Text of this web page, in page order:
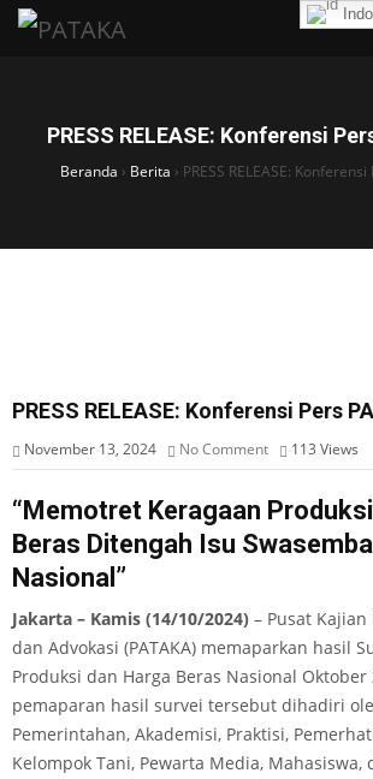
PRESS RELEASE: Konferensi
Beranda › Berita › PRESS RELEASE:
PRESS RELEASE: Konferensi Pers
November 13, 2024 No Comment 113 Views
“Memotret Keragaan
Beras Ditengah Isu
Nasional”
Jakarta – Kamis (14/10/2024) – Pusat
dan Advokasi (PATAKA) memaparkan hasil
Produksi dan Harga Beras Nasional Oktober
pemaparan hasil survei tersebut dihadiri
Pemerintahan, Akademisi, Praktisi,
Kelompok Tani, Pewarta Media, Mahasiswa,